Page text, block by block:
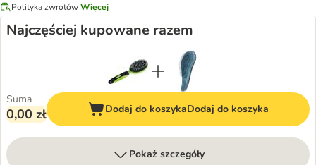
Polityka zwrotówWięcej
Najczęściej kupowane razem
Suma
0,00 zł Dodaj do koszykaDodaj do koszyka
Pokaż szczegóły